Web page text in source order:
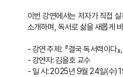
이번 강연에서는 저자가 직접
소개하며, 독서로 삶을 새롭게
- 강연 주제: 『결국 독서력이다
- 강연자: 김을호 교수
- 일 시: 2025년 9월 24일(수)